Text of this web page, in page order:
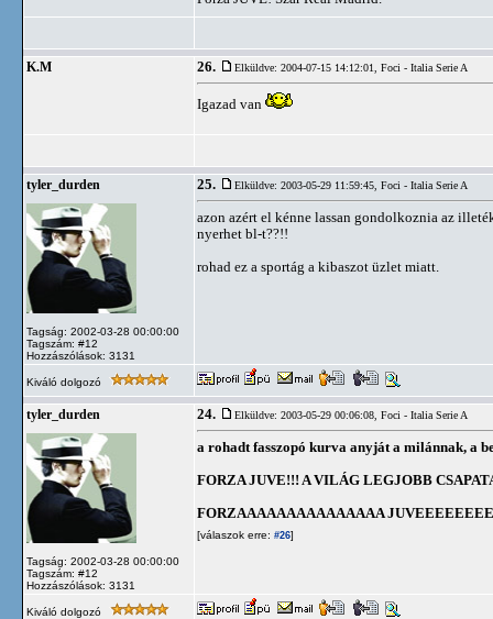
K.M 26. Elküldve: 2004-07-15 14:12:01, Foci - Italia Serie A
Igazad van
tyler_durden
Tagság: 2002-03-28 00:00:00
Tagszám: #12
Hozzászólások: 3131
25. Elküldve: 2003-05-29 11:59:45, Foci - Italia Serie A
azon azért el kénne lassan gondolkoznia az
nyerhet bl-t??!!
rohad ez a sportág a kibaszot üzlet miatt.
Kiváló dolgozó
tyler_durden
Tagság: 2002-03-28 00:00:00
Tagszám: #12
Hozzászólások: 3131
24. Elküldve: 2003-05-29 00:06:08, Foci - Italia Serie A
a rohadt fasszopó kurva anyját a milánnak, a
FORZA JUVE!!! A VILÁG LEGJOBB
FORZAAAAAAAAAAAAAAA
[válaszok erre: #26]
Kiváló dolgozó